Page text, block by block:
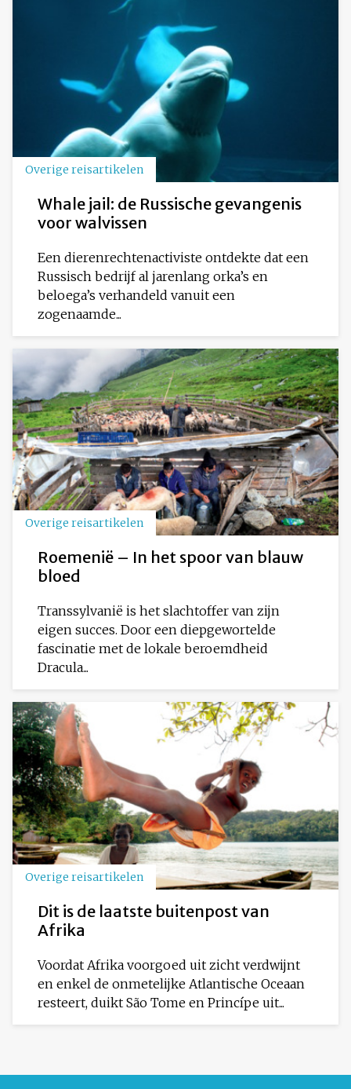
Overige reisartikelen
Whale jail: de Russische gevangenis
voor walvissen
Een dierenrechtenactiviste ontdekte dat een
Russisch bedrijf al jarenlang orka’s en
beloega’s verhandeld vanuit een
zogenaamde...
Overige reisartikelen
Roemenië – In het spoor van blauw
bloed
Transsylvanië is het slachtoffer van zijn
eigen succes. Door een diepgewortelde
fascinatie met de lokale beroemdheid
Dracula...
Overige reisartikelen
Dit is de laatste buitenpost van
Afrika
Voordat Afrika voorgoed uit zicht verdwijnt
en enkel de onmetelijke Atlantische Oceaan
resteert, duikt São Tome en Princípe uit...